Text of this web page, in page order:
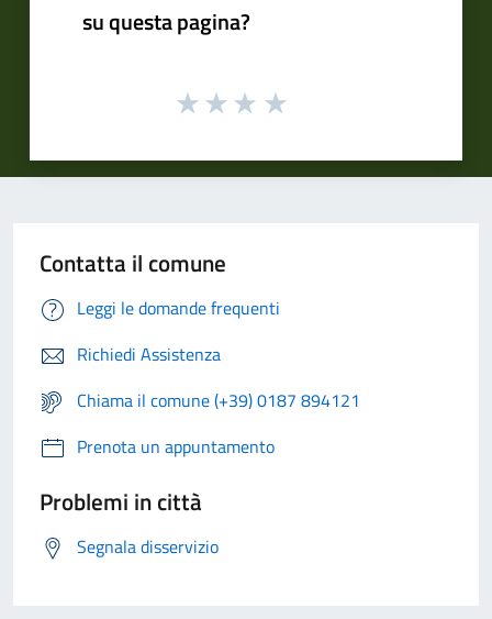
su questa pagina?
Contatta il comune
Leggi le domande frequenti
Richiedi Assistenza
Chiama il comune (+39) 0187 894121
Prenota un appuntamento
Problemi in città
Segnala disservizio